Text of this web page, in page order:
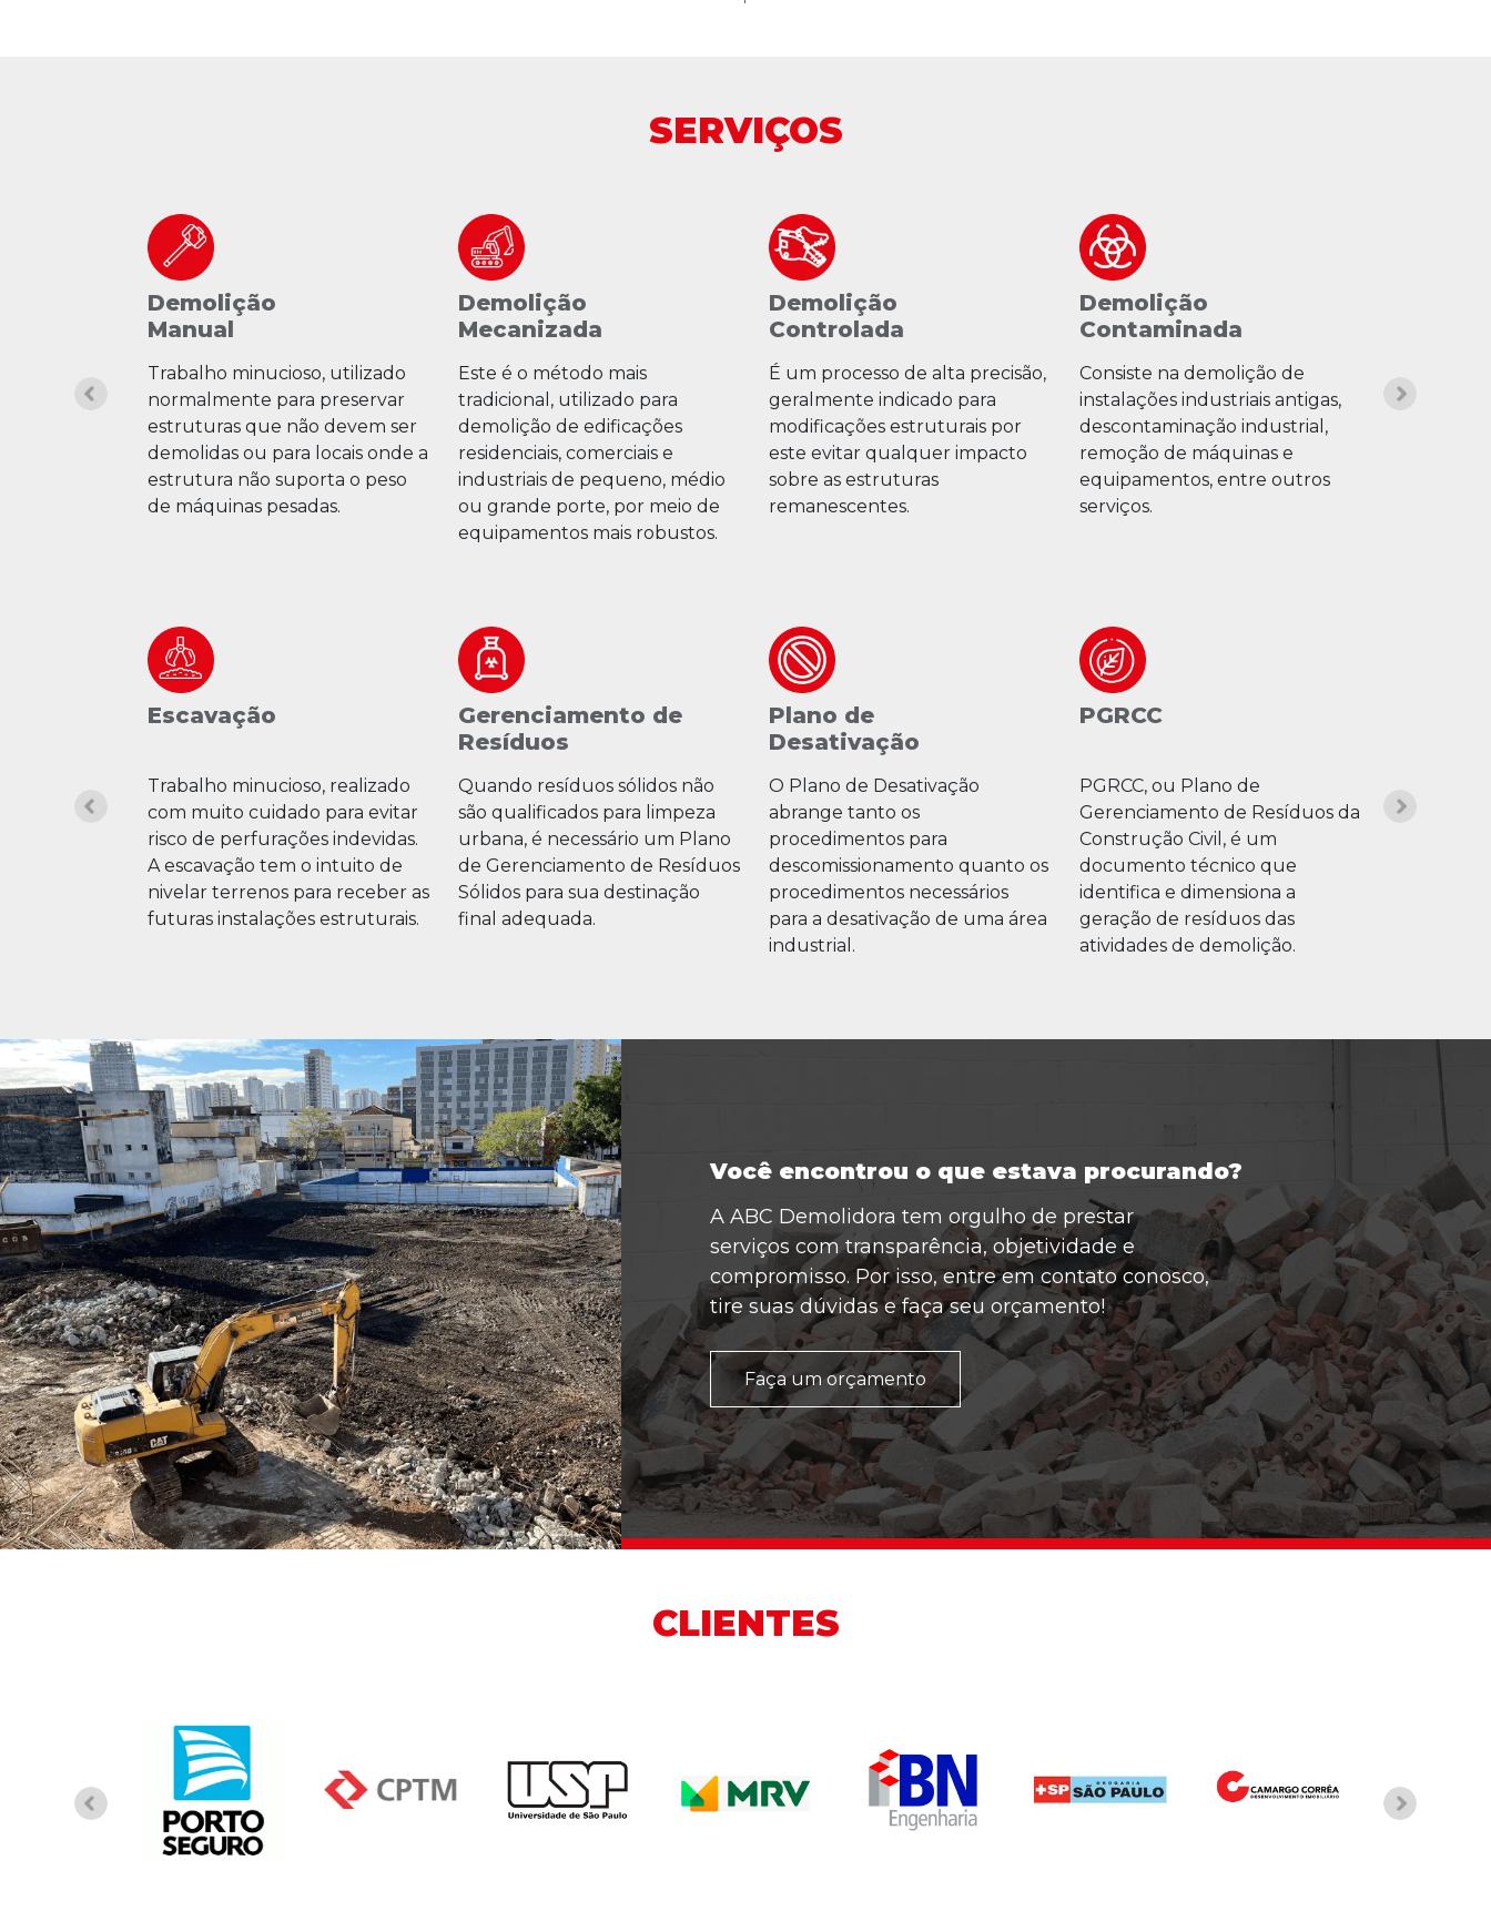
SERVIÇOS
Demolição
Manual
Trabalho minucioso, utilizado
normalmente para preservar
estruturas que não devem ser
demolidas ou para locais onde a
estrutura não suporta o peso
de máquinas pesadas.
Demolição
Mecanizada
Este é o método mais
tradicional, utilizado para
demolição de edificações
residenciais, comerciais e
industriais de pequeno, médio
ou grande porte, por meio de
equipamentos mais robustos.
Demolição
Controlada
É um processo de alta precisão,
geralmente indicado para
modificações estruturais por
este evitar qualquer impacto
sobre as estruturas
remanescentes.
Demolição
Contaminada
Consiste na demolição de
instalações industriais antigas,
descontaminação industrial,
remoção de máquinas e
equipamentos, entre outros
serviços.
grandes
que busca
Escavação
Trabalho minucioso, realizado
com muito cuidado para evitar
risco de perfurações indevidas.
A escavação tem o intuito de
nivelar terrenos para receber as
futuras instalações estruturais.
Gerenciamento de
Resíduos
Quando resíduos sólidos não
são qualificados para limpeza
urbana, é necessário um Plano
de Gerenciamento de Resíduos
Sólidos para sua destinação
final adequada.
Plano de
Desativação
O Plano de Desativação
abrange tanto os
procedimentos para
descomissionamento quanto os
procedimentos necessários
para a desativação de uma área
industrial.
PGRCC
PGRCC, ou Plano de
Gerenciamento de Resíduos da
Construção Civil, é um
documento técnico que
identifica e dimensiona a
geração de resíduos das
atividades de demolição.
Você encontrou o que estava procurando?
A ABC Demolidora tem orgulho de prestar
serviços com transparência, objetividade e
compromisso. Por isso, entre em contato conosco,
tire suas dúvidas e faça seu orçamento!
Faça um orçamento
CLIENTES